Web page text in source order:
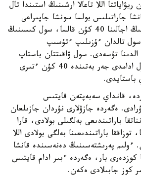
اللا تاعالا ارشىنىڭ استىندا تال
جاراتىلىس بولسا سونشا جاپىراعى
بار. ەگەردە ءبىر كىسىنىڭ اجالىنا 40 كۇن قالسا، سول كىسىنىڭ
تالدان ءۇزىلىپ ءتۇسىپ
تۇسەدى. سول ۋاقىتتان باستاپ
اسپانداعى پەرىشتەلەر ول ادامدى جەر بەتىندە 40 كۇن ءتىرى
باستايدى.
قانداي سەبەپتەن قايتىس
ەگەردە جازۋلارى نۇردان جازىلعان
باراتىندىعى بەلگىلى بولادى، قارا
باراتىندىعىنا بەلگى بولادى اللا
پەرىشتەسىنىڭ دەنەسىندە قانشا
كوزدەرى بار، ەگەردە ءبىر ادام قايتىس
كوز جابىلادى ەكەن.